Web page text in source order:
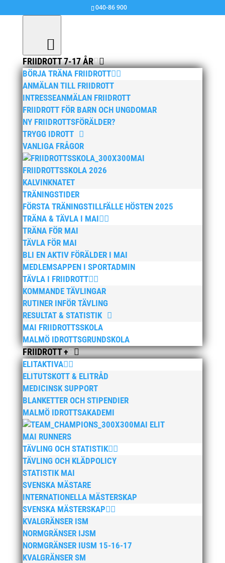
040-86 900
FRIIDROTT 7-17 ÅR
BÖRJA TRÄNA FRIIDROTT
ANMÄLAN TILL FRIIDROTT
INTRESSEANMÄLAN FRIIDROTT
FRIIDROTT FÖR BARN OCH UNGDOMAR
NY FRIIDROTTSFÖRÄLDER?
TRYGG IDROTT
VANLIGA FRÅGOR
MAI
FRIIDROTTSSKOLA 2026
KALVINKNATET
TRÄNINGSTIDER
FÖRSTA TRÄNINGSTILLFÄLLE HÖSTEN 2025
TRÄNA & TÄVLA I MAI
TRÄNA FÖR MAI
TÄVLA FÖR MAI
BLI EN AKTIV FÖRÄLDER I MAI
MEDLEMSAPPEN I SPORTADMIN
TÄVLA I FRIIDROTT
KOMMANDE TÄVLINGAR
RUTINER INFÖR TÄVLING
RESULTAT & STATISTIK
MAI FRIIDROTTSSKOLA
MALMÖ IDROTTSGRUNDSKOLA
FRIIDROTT +
ELITAKTIVA
ELITUTSKOTT & ELITRÅD
MEDICINSK SUPPORT
BLANKETTER OCH STIPENDIER
MALMÖ IDROTTSAKADEMI
MAI ELIT
MAI RUNNERS
TÄVLING OCH STATISTIK
TÄVLING OCH KLÄDPOLICY
STATISTIK MAI
SVENSKA MÄSTARE
INTERNATIONELLA MÄSTERSKAP
SVENSKA MÄSTERSKAP
KVALGRÄNSER ISM
NORMGRÄNSER IJSM
NORMGRÄNSER IUSM 15-16-17
KVALGRÄNSER SM